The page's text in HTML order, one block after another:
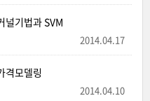
널기법과 SVM
2014.04.17
격모델링
2014.04.10